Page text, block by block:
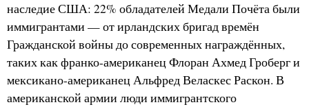
наследие США: 22% обладателей Медали Почёта были
иммигрантами — от ирландских бригад времён
Гражданской войны до современных награждённых,
таких как франко-американец Флоран Ахмед Гроберг и
мексикано-американец Альфред Веласкес Раскон. В
американской армии люди иммигрантского